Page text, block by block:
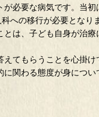
必要な病気です。当
への移行が必要となり
は、子ども自身が治療
てもらうことを心掛
関わる態度が身につ